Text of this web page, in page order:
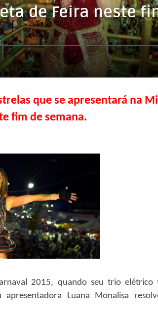
de Feira neste
que se apresentará na
fim de semana.
2015, quando seu trio elétrico
Luana Monalisa